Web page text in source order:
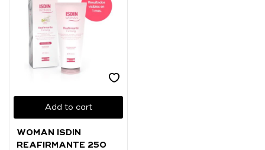
Add to cart
WOMAN ISDIN
REAFIRMANTE 250
Ingresar con